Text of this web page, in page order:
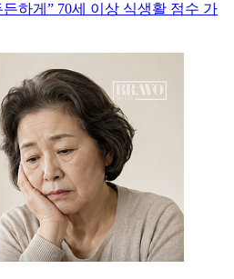
하게” 70세 이상 식생활 점수 가